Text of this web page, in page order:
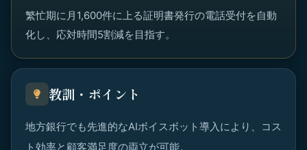
繁忙期に月1,600件に上る証明書発行の電話受付を自動
化し、応対時間5割減を目指す。
教訓・ポイント
地方銀行でも先進的なAIボイスボット導入により、コス
ト効率と顧客満足度の両立が可能。